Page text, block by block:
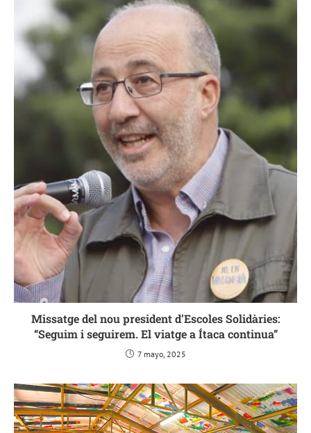
Missatge del nou president d’Escoles Solidàries:
“Seguim i seguirem. El viatge a Ítaca continua”
7 mayo, 2025